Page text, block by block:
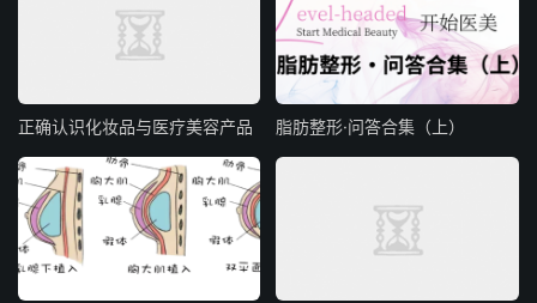
正确认识化妆品与医疗美容产品 脂肪整形·问答合集（上）